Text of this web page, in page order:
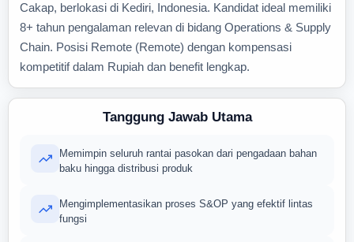
Cakap, berlokasi di Kediri, Indonesia. Kandidat ideal memiliki
8+ tahun pengalaman relevan di bidang Operations & Supply
Chain. Posisi Remote (Remote) dengan kompensasi
kompetitif dalam Rupiah dan benefit lengkap.
Tanggung Jawab Utama
Memimpin seluruh rantai pasokan dari pengadaan bahan
baku hingga distribusi produk
Mengimplementasikan proses S&OP yang efektif lintas
fungsi